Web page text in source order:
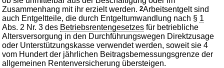
Zusammenhang mit ihr erzielt werden.2Arbeitsentgelt sind
auch Entgeltteile, die durch Entgeltumwandlung nach § 1
Abs. 2 Nr. 3 des Betriebsrentengesetzes für betriebliche
Altersversorgung in den Durchführungswegen Direktzusage
oder Unterstützungskasse verwendet werden, soweit sie 4
vom Hundert der jährlichen Beitragsbemessungsgrenze der
allgemeinen Rentenversicherung übersteigen.